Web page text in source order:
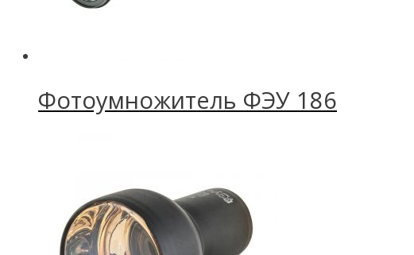
Фотоумножитель ФЭУ 186